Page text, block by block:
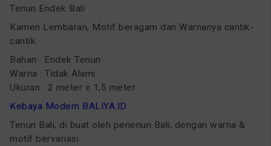
Tenun Endek Bali
Kamen Lembaran, Motif beragam dan Warnanya cantik-
cantik.
Bahan : Endek Tenun
Warna : Tidak Alami
Ukuran : 2 meter x 1,5 meter
Kebaya Modern BALIYA.ID
Tenun Bali, di buat oleh penenun Bali, dengan warna &
motif bervariasi